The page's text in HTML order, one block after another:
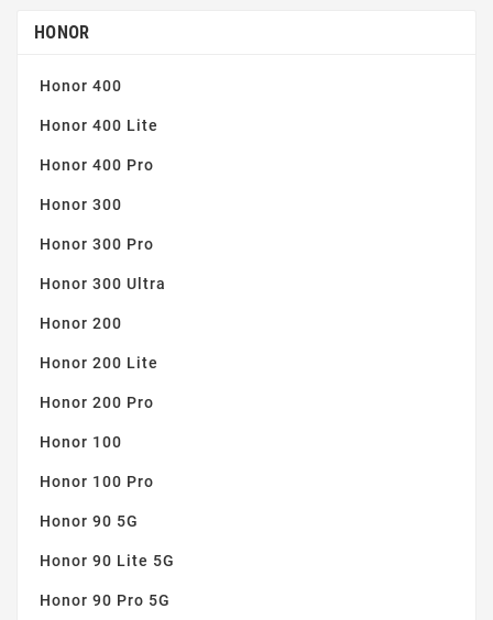
Perfekte Haftung
HONOR
Honor 400
Honor 400 Lite
Honor 400 Pro
Honor 300
Honor 300 Pro
Honor 300 Ultra
Honor 200
Honor 200 Lite
Honor 200 Pro
Honor 100
Honor 100 Pro
Honor 90 5G
Honor 90 Lite 5G
Honor 90 Pro 5G